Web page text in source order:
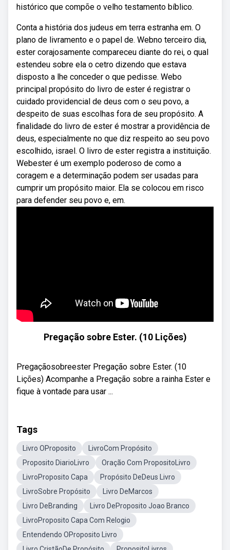
histórico que compõe o velho testamento bíblico.
Conta a história dos judeus em terra estranha em. O
plano de livramento e o papel de. Webno terceiro dia,
ester corajosamente compareceu diante do rei, o qual
estendeu sobre ela o cetro dizendo que estava
disposto a lhe conceder o que pedisse. Webo
principal propósito do livro de ester é registrar o
cuidado providencial de deus com o seu povo, a
despeito de suas escolhas fora de seu propósito. A
finalidade do livro de ester é mostrar a providência de
deus, especialmente no que diz respeito ao seu povo
escolhido, israel. O livro de ester registra a instituição.
Webester é um exemplo poderoso de como a
coragem e a determinação podem ser usadas para
cumprir um propósito maior. Ela se colocou em risco
para defender seu povo e, em.
Pregação sobre Ester. (10 Lições)
Pregaçãosobreester Pregação sobre Ester. (10
Lições) Acompanhe a Pregação sobre a rainha Ester e
fique à vontade para usar ...
Tags
Livro OProposito
LivroCom Propósito
Proposito DiarioLivro
Oração Com PropositoLivro
LivroProposito Capa
Propósito DeDeus Livro
LivroSobre Propósito
Livro DeMarcos
Livro DeBranding
Livro DeProposito Joao Branco
LivroProposito Capa Com Relogio
Entendendo OProposito Livro